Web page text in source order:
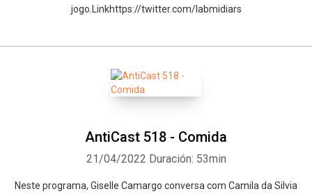
jogo.Linkhttps://twitter.com/labmidiars
AntiCast 518 - Comida
21/04/2022 Duración: 53min
Neste programa, Giselle Camargo conversa com Camila da Silvia